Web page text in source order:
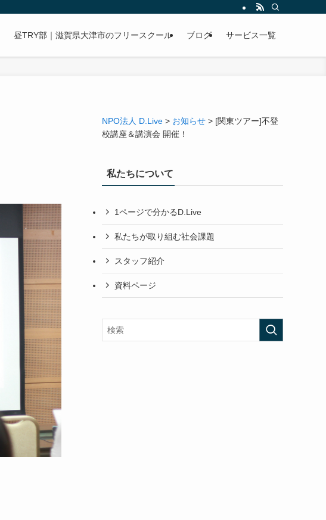
昼TRY部｜滋賀県大津市のフリースクール ブログ サービス一覧
NPO法人 D.Live > お知らせ > [関東ツアー]不登
校講座＆講演会 開催！
私たちについて
1ページで分かるD.Live
私たちが取り組む社会課題
スタッフ紹介
資料ページ